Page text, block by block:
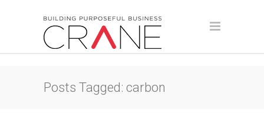
Posts Tagged: carbon